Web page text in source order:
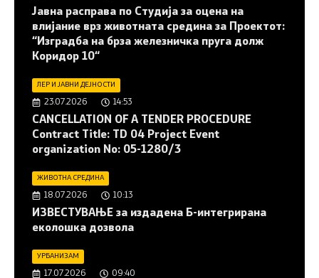
Јавна расправа по Студија за оцена на
влијание врз животната средина за Проектот:
“Изградба на брза железничка пруга долж
Коридор 10“
ЛЕР И ЈАВНИ ДЕЈНОСТИ
23.07.2026 14:53
CANCELLATION OF A TENDER PROCEDURE
Contract Title: TD 04 Project Event
organization No: 05-1280/3
ЖИВОТНА СРЕДИНА
18.07.2026 10:13
ИЗВЕСТУВАЊЕ за издадена Б-интегрирана
еколошка дозвола
УРБАНИЗАМ
17.07.2026 09:40